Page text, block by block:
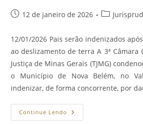
Post12 de janeiro de 2026
Categoria
post:
12/01/2026 Pais serão indenizados
ao deslizamento de terra A 3ª Câmara
Justiça de Minas Gerais (TJMG)
o Município de Nova Belém, no
indenizar, de forma concorrente, por
Continue Lendo Justiça
Condena